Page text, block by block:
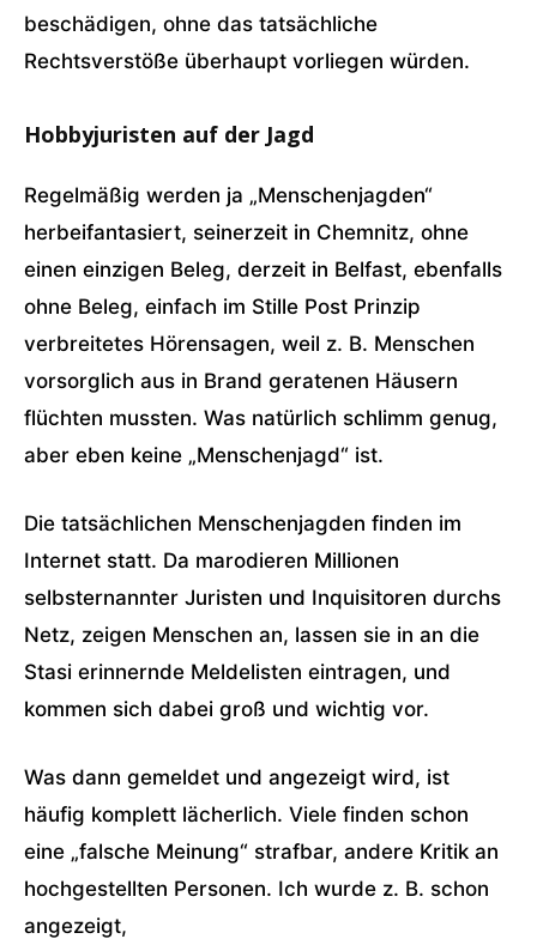
beschädigen, ohne das tatsächliche
Rechtsverstöße überhaupt vorliegen würden.
Hobbyjuristen auf der Jagd
Regelmäßig werden ja „Menschenjagden“
herbeifantasiert, seinerzeit in Chemnitz, ohne
einen einzigen Beleg, derzeit in Belfast, ebenfalls
ohne Beleg, einfach im Stille Post Prinzip
verbreitetes Hörensagen, weil z. B. Menschen
vorsorglich aus in Brand geratenen Häusern
flüchten mussten. Was natürlich schlimm genug,
aber eben keine „Menschenjagd“ ist.
Die tatsächlichen Menschenjagden finden im
Internet statt. Da marodieren Millionen
selbsternannter Juristen und Inquisitoren durchs
Netz, zeigen Menschen an, lassen sie in an die
Stasi erinnernde Meldelisten eintragen, und
kommen sich dabei groß und wichtig vor.
Was dann gemeldet und angezeigt wird, ist
häufig komplett lächerlich. Viele finden schon
eine „falsche Meinung“ strafbar, andere Kritik an
hochgestellten Personen. Ich wurde z. B. schon
angezeigt,